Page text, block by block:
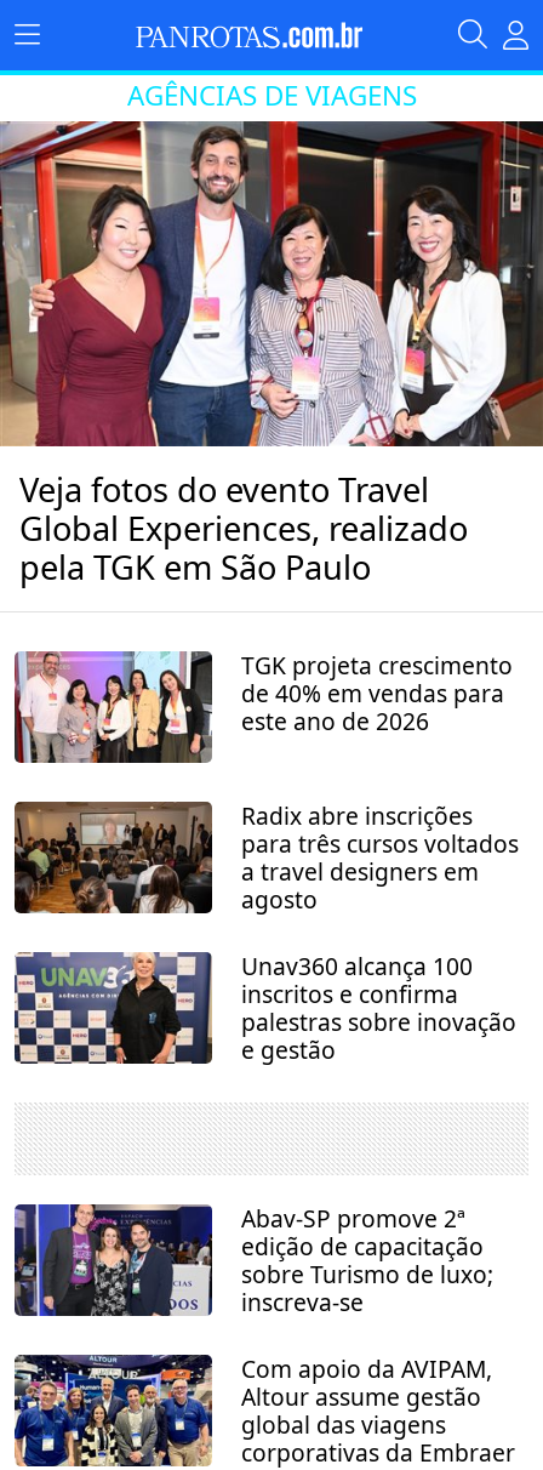
AGÊNCIAS DE VIAGENS
Veja fotos do evento Travel
Global Experiences, realizado
pela TGK em São Paulo
TGK projeta crescimento
de 40% em vendas para
este ano de 2026
Radix abre inscrições
para três cursos voltados
a travel designers em
agosto
Unav360 alcança 100
inscritos e confirma
palestras sobre inovação
e gestão
Abav-SP promove 2ª
edição de capacitação
sobre Turismo de luxo;
inscreva-se
Com apoio da AVIPAM,
Altour assume gestão
global das viagens
corporativas da Embraer